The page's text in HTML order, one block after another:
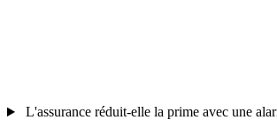
L'assurance réduit-elle la prime avec une